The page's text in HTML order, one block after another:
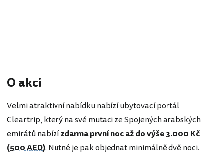
O akci
Velmi atraktivní nabídku nabízí ubytovací portál
Cleartrip, který na své mutaci ze Spojených arabských
emirátů nabízízdarma první noc až do výše 3.000 Kč
(500 AED). Nutné je pak objednat minimálně dvě noci.